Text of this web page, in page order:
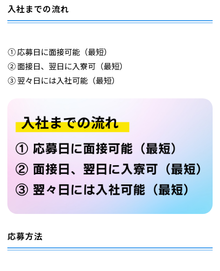
入社までの流れ
① 応募日に面接可能（最短）
② 面接日、翌日に入寮可（最短）
③ 翌々日には入社可能（最短）
応募方法